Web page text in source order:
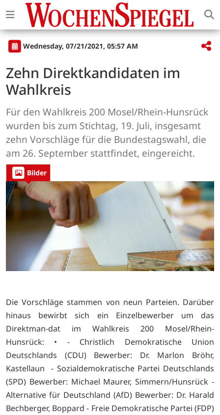
Wednesday, 07/21/2021, 05:57 AM
Zehn Direktkandidaten im
Wahlkreis
Für den Wahlkreis 200 Mosel/Rhein-Hunsrück
wurden bis zum Stichtag, 19. Juli, insgesamt
zehn Vorschläge für die Bundestagswahl, die
am 26. September stattfindet, eingereicht.
Bilder
Die Vorschläge stammen von neun Parteien. Darüber
hinaus bewirbt sich ein Einzelbewerber um das
Direktman-dat im Wahlkreis 200 Mosel/Rhein-
Hunsrück: • - Christlich Demokratische Union
Deutschlands (CDU) Bewerber: Dr. Marlon Bröhr,
Kastellaun - Sozialdemokratische Partei Deutschlands
(SPD) Bewerber: Michael Maurer, Simmern/Hunsrück -
Alternative für Deutschland (AfD) Bewerber: Dr. Harald
Bechberger, Boppard - Freie Demokratische Partei (FDP)